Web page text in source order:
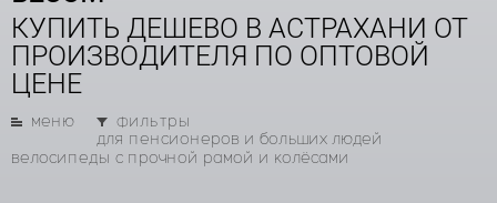
КУПИТЬ ДЕШЕВО В АСТРАХАНИ ОТ
ПРОИЗВОДИТЕЛЯ ПО ОПТОВОЙ
ЦЕНЕ
меню
фильтры
для пенсионеров и больших людей
велосипеды с прочной рамой и колёсами